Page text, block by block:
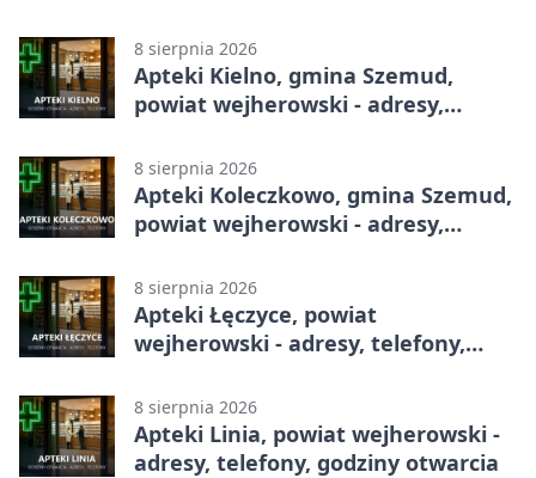
8 sierpnia 2026
Apteki Kielno, gmina Szemud,
powiat wejherowski - adresy,
8 sierpnia 2026
Apteki Koleczkowo, gmina Szemud,
powiat wejherowski - adresy,
8 sierpnia 2026
Apteki Łęczyce, powiat
wejherowski - adresy, telefony,
8 sierpnia 2026
Apteki Linia, powiat wejherowski -
adresy, telefony, godziny otwarcia